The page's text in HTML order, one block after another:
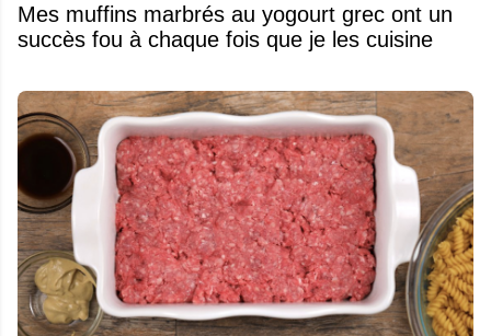
Mes muffins marbrés au yogourt grec ont un
succès fou à chaque fois que je les cuisine